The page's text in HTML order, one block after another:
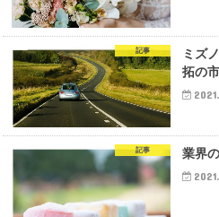
記事
ミズ
拓の
記事 業界